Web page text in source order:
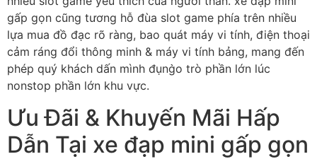
gấp gọn cũng tương hỗ đùa slot game phía trên nhiều
lựa mua đồ đạc rõ ràng, bao quát máy vi tính, điện thoại
cảm ráng đổi thông minh & máy vi tính bảng, mang đến
phép quý khách dấn mình đụng̀o trò phần lớn lúc
nonstop phần lớn khu vực.
Ưu Đãi & Khuyến Mãi Hấp
Dẫn Tại xe đạp mini gấp gọn